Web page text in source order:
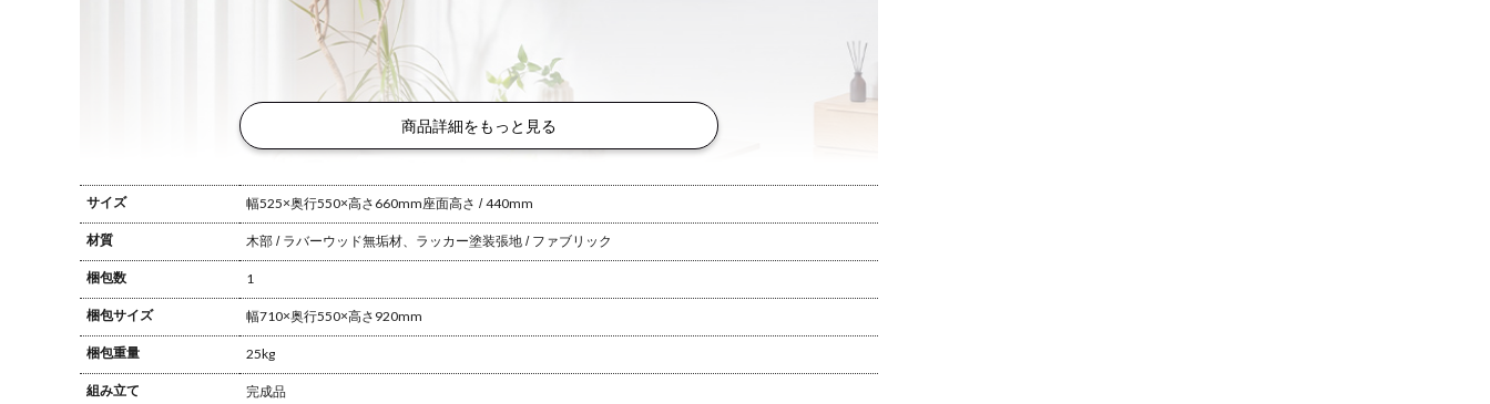
商品詳細をもっと見る
サイズ 幅525×奥行550×高さ660mm座面高さ / 440mm
材質 木部 / ラバーウッド無垢材、ラッカー塗装張地 / ファブリック
梱包数 1
梱包サイズ 幅710×奥行550×高さ920mm
梱包重量 25kg
組み立て 完成品